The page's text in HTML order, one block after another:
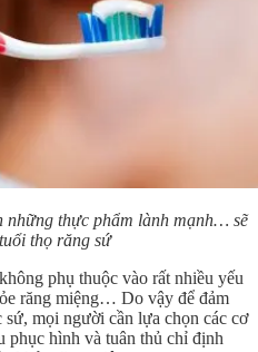
những thực phẩm lành mạnh… sẽ
thọ răng sứ
phụ thuộc vào rất nhiều yếu
răng miệng… Do vậy để đảm
mọi người cần lựa chọn các cơ
phục hình và tuân thủ chỉ định